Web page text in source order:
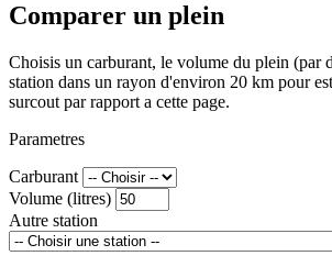
Comparer un plein
Choisis un carburant, le volume du plein (par
station dans un rayon d'environ 20 km pour
surcout par rapport a cette page.
Parametres
Carburant
Volume (litres)
Autre station